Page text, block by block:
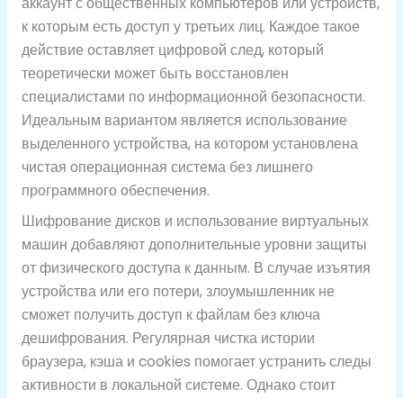
к которым есть доступ у третьих лиц. Каждое такое
действие оставляет цифровой след, который
теоретически может быть восстановлен
специалистами по информационной безопасности.
Идеальным вариантом является использование
выделенного устройства, на котором установлена
чистая операционная система без лишнего
программного обеспечения.
Шифрование дисков и использование виртуальных
машин добавляют дополнительные уровни защиты
от физического доступа к данным. В случае изъятия
устройства или его потери, злоумышленник не
сможет получить доступ к файлам без ключа
дешифрования. Регулярная чистка истории
браузера, кэша и cookies помогает устранить следы
активности в локальной системе. Однако стоит